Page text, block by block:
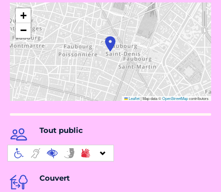
+
−
Leaflet|Map data ©OpenStreetMapcontributors
Tout public
Couvert